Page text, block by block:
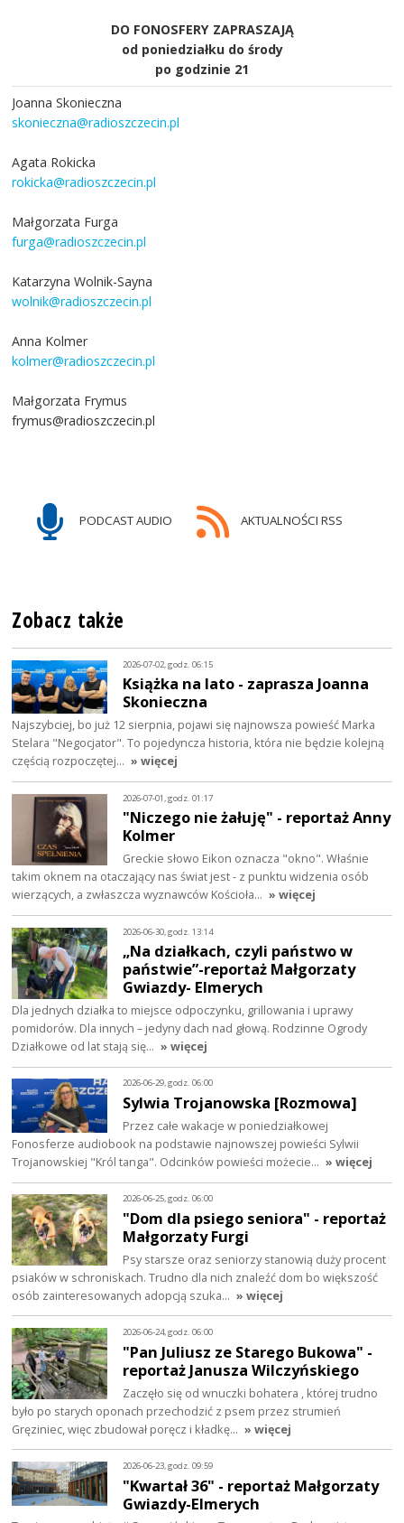
DO FONOSFERY ZAPRASZAJĄ
od poniedziałku do środy
po godzinie 21
Joanna Skonieczna
skonieczna@radioszczecin.pl
Agata Rokicka
rokicka@radioszczecin.pl
Małgorzata Furga
furga@radioszczecin.pl
Katarzyna Wolnik-Sayna
wolnik@radioszczecin.pl
Anna Kolmer
kolmer@radioszczecin.pl
Małgorzata Frymus
frymus@radioszczecin.pl
PODCAST AUDIO AKTUALNOŚCI RSS
Zobacz także
2026-07-02, godz. 06:15
Książka na lato - zaprasza Joanna
Skonieczna
Najszybciej, bo już 12 sierpnia, pojawi się najnowsza powieść Marka
Stelara "Negocjator". To pojedyncza historia, która nie będzie kolejną
częścią rozpoczętej… » więcej
2026-07-01, godz. 01:17
"Niczego nie żałuję" - reportaż Anny
Kolmer
Greckie słowo Eikon oznacza "okno". Właśnie
takim oknem na otaczający nas świat jest - z punktu widzenia osób
wierzących, a zwłaszcza wyznawców Kościoła… » więcej
2026-06-30, godz. 13:14
„Na działkach, czyli państwo w
państwie”-reportaż Małgorzaty
Gwiazdy- Elmerych
Dla jednych działka to miejsce odpoczynku, grillowania i uprawy
pomidorów. Dla innych – jedyny dach nad głową. Rodzinne Ogrody
Działkowe od lat stają się… » więcej
2026-06-29, godz. 06:00
Sylwia Trojanowska [Rozmowa]
Przez całe wakacje w poniedziałkowej
Fonosferze audiobook na podstawie najnowszej powieści Sylwii
Trojanowskiej "Król tanga". Odcinków powieści możecie… » więcej
2026-06-25, godz. 06:00
"Dom dla psiego seniora" - reportaż
Małgorzaty Furgi
Psy starsze oraz seniorzy stanowią duży procent
psiaków w schroniskach. Trudno dla nich znaleźć dom bo większość
osób zainteresowanych adopcją szuka… » więcej
2026-06-24, godz. 06:00
"Pan Juliusz ze Starego Bukowa" -
reportaż Janusza Wilczyńskiego
Zaczęło się od wnuczki bohatera , której trudno
było po starych oponach przechodzić z psem przez strumień
Gręziniec, więc zbudował poręcz i kładkę… » więcej
2026-06-23, godz. 09:59
"Kwartał 36" - reportaż Małgorzaty
Gwiazdy-Elmerych